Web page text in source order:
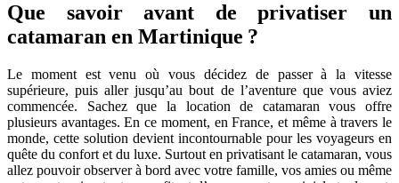
Que savoir avant de privatiser un
catamaran en Martinique ?
Le moment est venu où vous décidez de passer à la vitesse
supérieure, puis aller jusqu’au bout de l’aventure que vous aviez
commencée. Sachez que la location de catamaran vous offre
plusieurs avantages. En ce moment, en France, et même à travers le
monde, cette solution devient incontournable pour les voyageurs en
quête du confort et du luxe. Surtout en privatisant le catamaran, vous
allez pouvoir observer à bord avec votre famille, vos amies ou même